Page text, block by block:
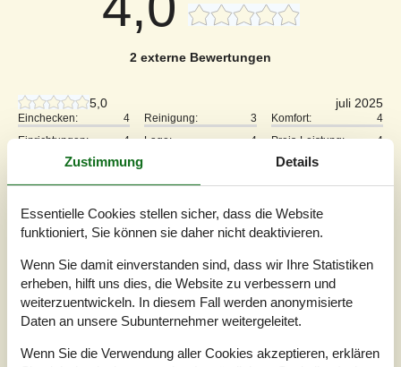
2 externe Bewertungen
5,0 juli 2025
Einchecken: 4 Reinigung: 3 Komfort:
4
Einrichtungen:
4 Lage: 4 Preis-Leistung: 4
3,0 juni 2025
Einrichtungen:
3 Lage: 5 Preis-Leistung:
"Die Sauberkeit war nicht zu meiner Zufriedenheit! Z. B. die
Dunstabzugshaube war total verdreckt. Der Boden war auch
nicht komplett sauber.Desweitern war ich sehr erstaunt über die
Schlafräume. Aus dem Angebot ist nicht ersichtlich, das ein
Schlafraum im Gartenhaus ist, den ich, beim Betreten des
Häuschens über einen Abstellraum (Putzeimer, Staubsauger
Zustimmung Details
Essentielle Cookies stellen sicher, dass die Website
funktioniert, Sie können sie daher nicht deaktivieren.
Wenn Sie damit einverstanden sind, dass wir Ihre Statistiken
erheben, hilft uns dies, die Website zu verbessern und
weiterzuentwickeln. In diesem Fall werden anonymisierte
Daten an unsere Subunternehmer weitergeleitet.
Wenn Sie die Verwendung aller Cookies akzeptieren, erklären